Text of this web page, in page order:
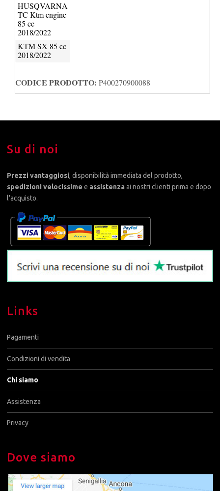
HUSQVARNA
TC Ktm engine
85 cc
2018/2022
KTM SX 85 cc
2018/2022
CODICE PRODOTTO: P400270900088
Su di noi
Prezzi vantaggiosi, disponibilità immediata del prodotto,
spedizioni velocissime e assistenza ai nostri clienti prima e dopo
l’acquisto.
Links
Pagamenti
Condizioni di vendita
Chi siamo
Assistenza
Privacy
Dove siamo